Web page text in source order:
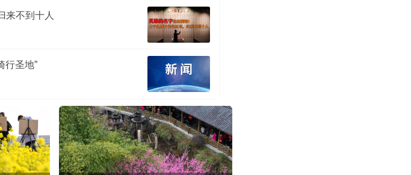
来不到十人
行圣地”